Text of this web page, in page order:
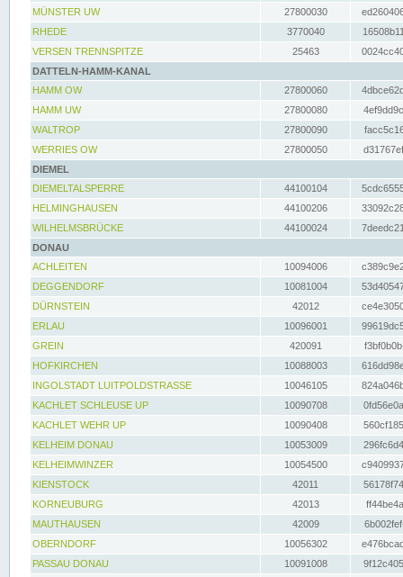
MÜNSTER UW
27800030
RHEDE
3770040
VERSEN TRENNSPITZE
25463
DATTELN-HAMM-KANAL
HAMM OW
27800060
HAMM UW
27800080
WALTROP
27800090
WERRIES OW
27800050
DIEMEL
DIEMELTALSPERRE
44100104
HELMINGHAUSEN
44100206
WILHELMSBRÜCKE
44100024
DONAU
ACHLEITEN
10094006
DEGGENDORF
10081004
DÜRNSTEIN
42012
ERLAU
10096001
GREIN
420091
HOFKIRCHEN
10088003
INGOLSTADT LUITPOLDSTRASSE
10046105
KACHLET SCHLEUSE UP
10090708
KACHLET WEHR UP
10090408
KELHEIM DONAU
10053009
KELHEIMWINZER
10054500
KIENSTOCK
42011
KORNEUBURG
42013
MAUTHAUSEN
42009
OBERNDORF
10056302
PASSAU DONAU
10091008